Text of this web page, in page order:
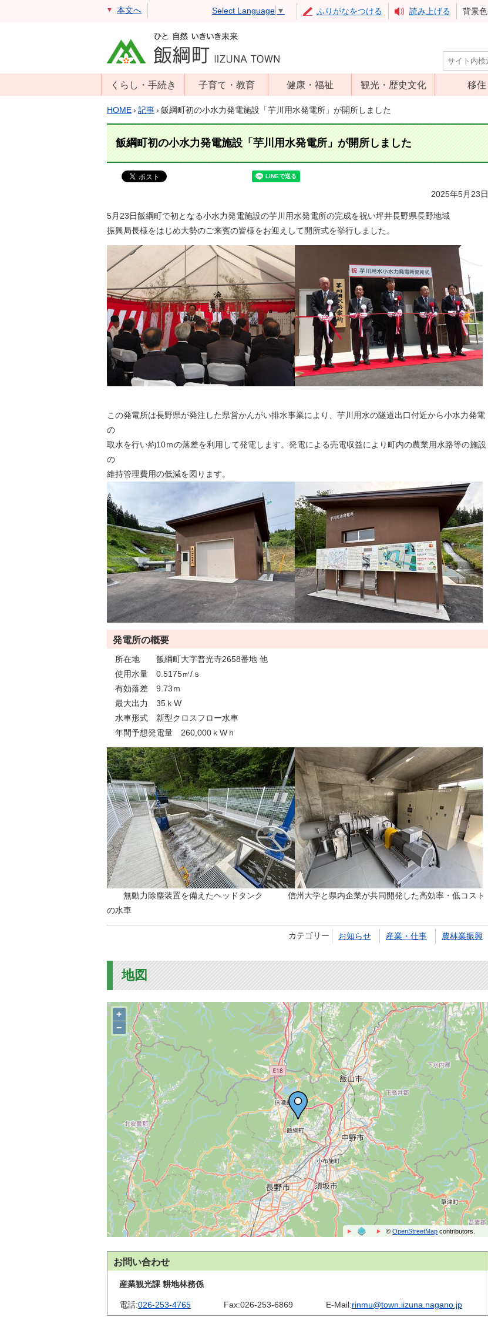
本文へ Select Language ▼ ふりがなをつける 読み上げる 背景色
くらし・手続き
戸籍・住民票・
住民登録
マイナンバー
消防・防災
年金・保険
税金
住まい・土地
環境・ゴミ
上下水道
交通・道路
安全・防犯
ペット・動物
子育て・教育
年齢別子育て情
子育て支援
小学校・中学校
生涯学習
学校教育・奨学
金
人権・平和啓発
学校給食
児童クラブ
飯綱町コミュニ
ティスクール
健康・福祉
児童福祉
高齢者福祉
介護保険
障害福祉
保健・医療
予防接種
観光・歴史文化
観光
アップルミュー
ジアム
文化財
移住
HOME› 記事› 飯綱町初の小水力発電施設「芋川用水発電所」が開所しました
飯綱町初の小水力発電施設「芋川用水発電所」が開所しました
2025年5月23日
5月23日飯綱町で初となる小水力発電施設の芋川用水発電所の完成を祝い坪井長野県長野地域
振興局長様をはじめ大勢のご来賓の皆様をお迎えして開所式を挙行しました。
この発電所は長野県が発注した県営かんがい排水事業により、芋川用水の隧道出口付近から小水力発電
の
取水を行い約10ｍの落差を利用して発電します。発電による売電収益により町内の農業用水路等の施設
の
維持管理費用の低減を図ります。
発電所の概要
所在地 飯綱町大字普光寺2658番地 他
使用水量 0.5175㎥/ｓ
有効落差 9.73ｍ
最大出力 35ｋW
水車形式 新型クロスフロー水車
年間予想発電量 260,000ｋWｈ
無動力除塵装置を備えたヘッドタンク 信州大学と県内企業が共同開発した高効率・低コスト
の水車
カテゴリー お知らせ 産業・仕事 農林業振興
地図
+
−
©OpenStreetMap contributors.
お問い合わせ
産業観光課 耕地林務係
電話:026-253-4765 Fax:026-253-6869 E-Mail:rinmu@town.iizuna.nagano.jp